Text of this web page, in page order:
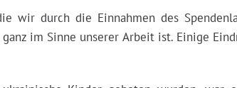
wir durch die Einnahmen des
im Sinne unserer Arbeit ist. Einige